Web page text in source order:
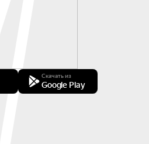
Скачать из
Google Play